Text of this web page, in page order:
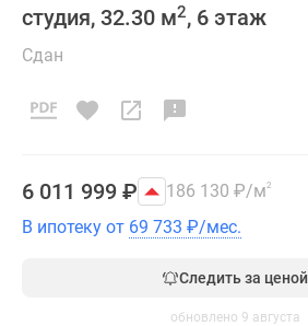
студия, 32.30 м2, 6 этаж
Сдан
6 011 999 ₽ 186 130 ₽/м2
В ипотеку от 69 733 ₽/мес.
Следить за ценой
обновлено 9 августа